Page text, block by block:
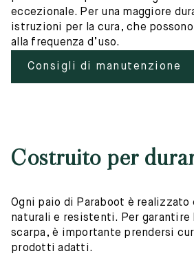
eccezionale. Per una maggiore
istruzioni per la cura, che
alla frequenza d’uso.
Consigli di manutenzione
Costruito per
Ogni paio di Paraboot è realizzato
naturali e resistenti. Per garantire
scarpa, è importante prendersi
prodotti adatti.